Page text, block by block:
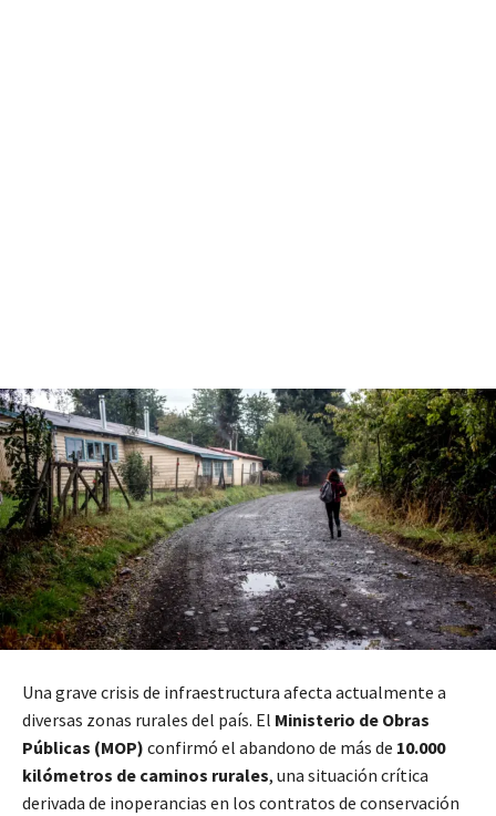
Una grave crisis de infraestructura afecta actualmente a
diversas zonas rurales del país. El Ministerio de Obras
Públicas (MOP) confirmó el abandono de más de 10.000
kilómetros de caminos rurales, una situación crítica
derivada de inoperancias en los contratos de conservación